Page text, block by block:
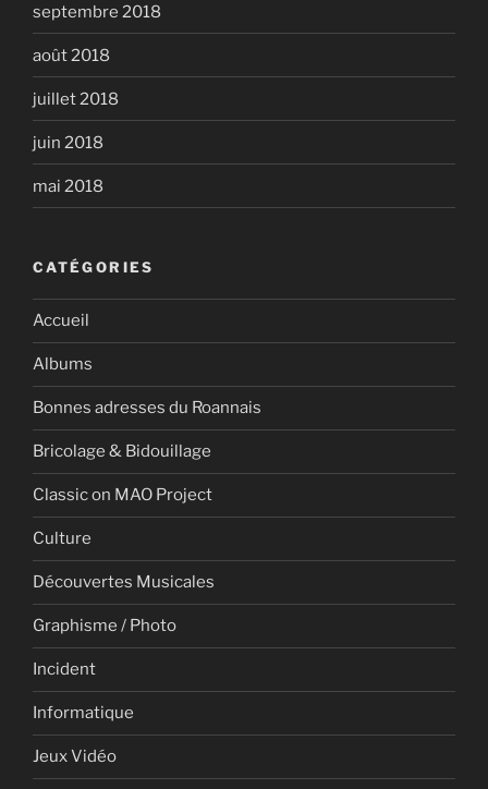
septembre 2018
août 2018
juillet 2018
juin 2018
mai 2018
CATÉGORIES
Accueil
Albums
Bonnes adresses du Roannais
Bricolage & Bidouillage
Classic on MAO Project
Culture
Découvertes Musicales
Graphisme / Photo
Incident
Informatique
Jeux Vidéo